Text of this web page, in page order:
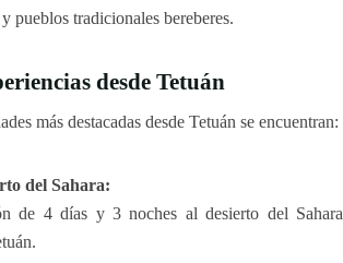
y pueblos tradicionales bereberes.
desde Tetuán
más destacadas desde Tetuán se encuentran:
del Sahara:
de 4 días y 3 noches al desierto del Sahara